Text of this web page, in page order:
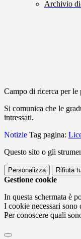
Archivio
Campo di ricerca per le
Si comunica che le
intressati.
Notizie Tag pagina:
Questo sito o gli
Personalizza Rifiuta
Gestione cookie
In questa schermata è
I cookie necessari
Per conoscere quali